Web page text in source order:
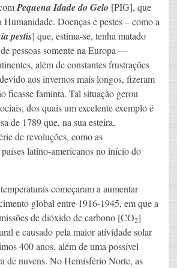
Pequena Idade do Gelo [PIG], que
Humanidade. Doenças e pestes – como a
pestis] que, estima-se, tenha matado
pessoas somente na Europa —
além de constantes frustrações
aos invernos mais longos, fizeram
ficasse faminta. Tal situação gerou
dos quais um excelente exemplo é
de 1789 que, na sua esteira,
de revoluções, como as
latino-americanos no início do
começaram a aumentar
global entre 1916-1945, em que a
de dióxido de carbono [CO2]
e causado pela maior atividade solar
400 anos, além de uma possível
de nuvens. No Hemisfério Norte, as